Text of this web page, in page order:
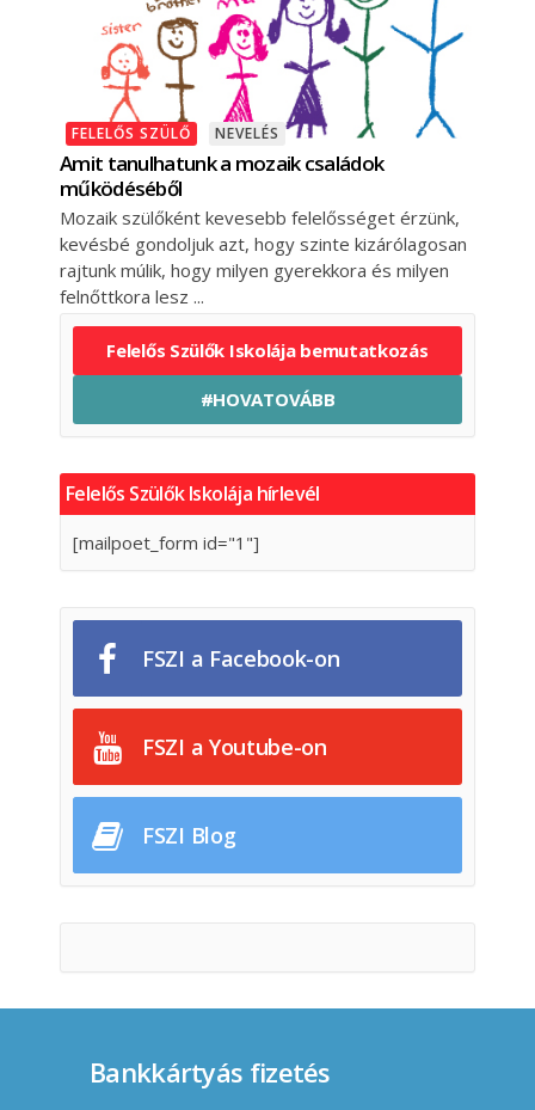
FELELŐS SZÜLŐ NEVELÉS
Amit tanulhatunk a mozaik családok
működéséből
Mozaik szülőként kevesebb felelősséget érzünk,
kevésbé gondoljuk azt, hogy szinte kizárólagosan
rajtunk múlik, hogy milyen gyerekkora és milyen
felnőttkora lesz
Felelős Szülők Iskolája bemutatkozás
#HOVATOVÁBB
Felelős Szülők Iskolája hírlevél
[mailpoet_form id="1"]
FSZI a Facebook-on
FSZI a Youtube-on
FSZI Blog
Bankkártyás fizetés